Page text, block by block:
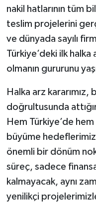
nakil hatlarının tüm
teslim projelerini
ve dünyada sayılı
Türkiye’deki ilk
olmanın gururunu
Halka arz
doğrultusunda
Hem Türkiye’de
büyüme
önemli bir dönüm
süreç, sadece
kalmayacak, aynı
yenilikçi